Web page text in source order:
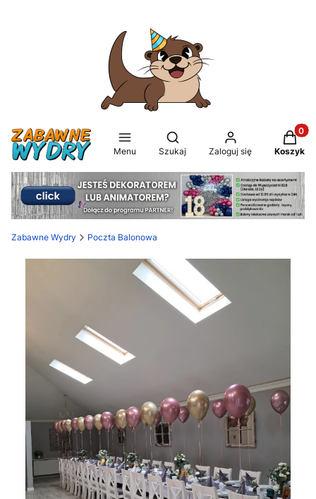
Menu
Otwórz wyszukiwarkę
Szukaj Zaloguj się Koszyk
Zabawne Wydry Poczta Balonowa